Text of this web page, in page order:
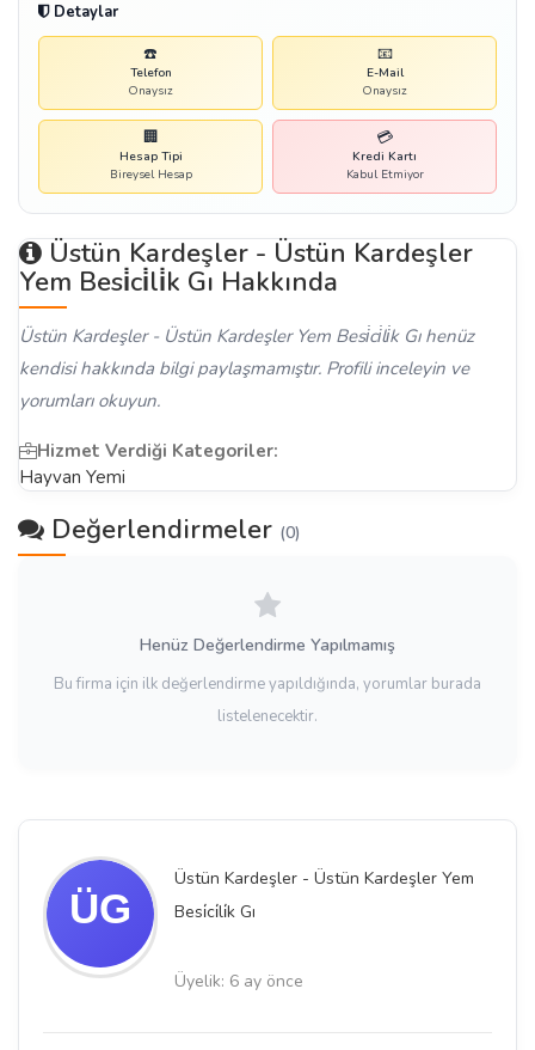
Üstün Kardeşler - Üstün Kardeşler Yem
Besi̇ci̇li̇k Gı
Üyelik: 6 ay önce
Detaylar
☎️
Telefon
Onaysız
📧
E-Mail
Onaysız
🏢
Hesap Tipi
Bireysel Hesap
💳
Kredi Kartı
Kabul Etmiyor
Üstün Kardeşler - Üstün Kardeşler
Yem Besi̇ci̇li̇k Gı Hakkında
Üstün Kardeşler - Üstün Kardeşler Yem Besi̇ci̇li̇k Gı henüz
kendisi hakkında bilgi paylaşmamıştır. Profili inceleyin ve
yorumları okuyun.
Hizmet Verdiği Kategoriler:
Hayvan Yemi
Değerlendirmeler (0)
Henüz Değerlendirme Yapılmamış
Bu firma için ilk değerlendirme yapıldığında, yorumlar burada
listelenecektir.